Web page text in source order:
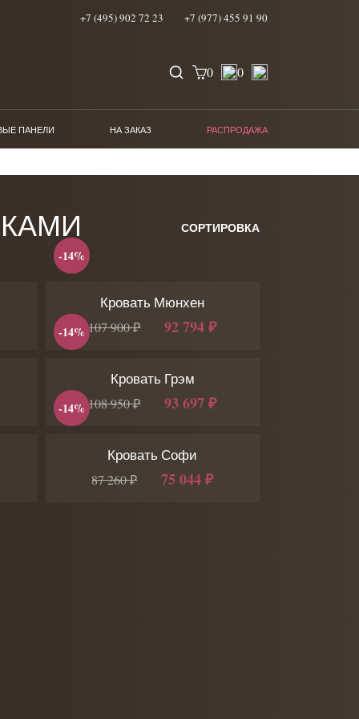
+7 (495) 902 72 23 +7 (977) 455 91 90
0 0
ПАНЕЛИ НА ЗАКАЗ РАСПРОДАЖА
СОРТИРОВКА
-14%
Кровать Мюнхен
107 900 ₽ 92 794 ₽
-14%
Кровать Грэм
108 950 ₽ 93 697 ₽
-14%
Кровать Софи
87 260 ₽ 75 044 ₽